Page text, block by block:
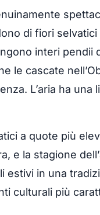
di fiori
interi pendii
le cascate
L’aria ha una
a quote più
e la stagione
estivi in una
culturali più